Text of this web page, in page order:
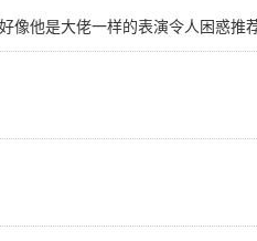
像他是大佬一样的表演令人困惑推